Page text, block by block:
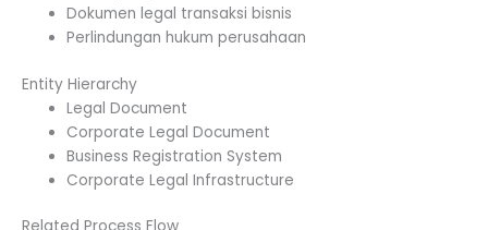
Dokumen legal transaksi bisnis
Perlindungan hukum perusahaan
Entity Hierarchy
Legal Document
Corporate Legal Document
Business Registration System
Corporate Legal Infrastructure